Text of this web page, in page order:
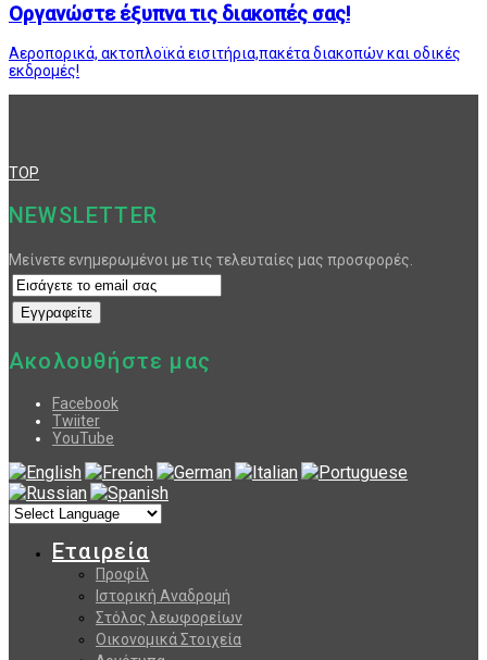
Οργανώστε έξυπνα τις διακοπές σας!
Αεροπορικά, ακτοπλοϊκά εισιτήρια,πακέτα διακοπών και οδικές
εκδρομές!
TOP
NEWSLETTER
Μείνετε ενημερωμένοι με τις τελευταίες μας προσφορές.
Ακολουθήστε μας
Facebook
Twiiter
YouTube
Εταιρεία
Προφίλ
Ιστορική Αναδρομή
Στόλος λεωφορείων
Οικονομικά Στοιχεία